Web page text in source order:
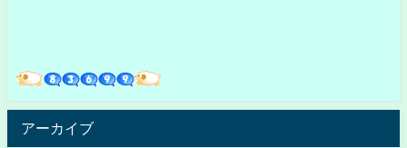
アーカイブ